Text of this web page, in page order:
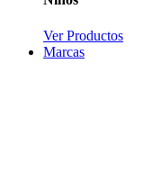
Ver Productos
Marcas